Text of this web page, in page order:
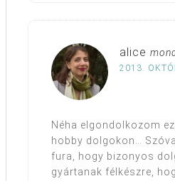
alice
2013.
Néha elgondolkozom
hobby dolgokon…
fura, hogy bizonyos
gyártanak félkészre,